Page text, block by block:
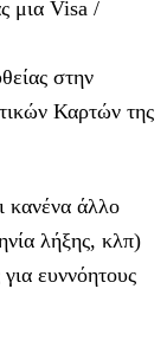
μια Visa /
στην
Καρτών της
κανένα άλλο
λήξης, κλπ)
ευννόητους